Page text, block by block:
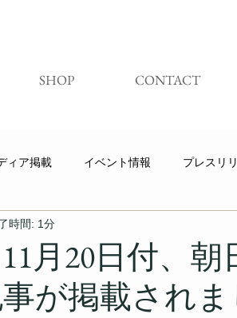
SHOP CONTACT
ィア掲載 イベント情報 プレスリ
展示会
月20日付、朝
が掲載されま
時間: 1分